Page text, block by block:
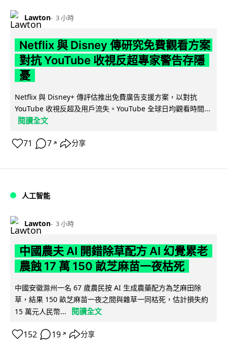
Lawton 3 小時
Netflix 與 Disney 傳研究免費觀看方案
對抗 YouTube 收視反超專家警告存隱
憂
Netflix 與 Disney+ 傳評估推出免費廣告支援方案，以對抗
YouTube 收視反超及用戶流失。YouTube 全球日均觀看時間...
閱讀全文
71 7 ↗ 分享
人工智能
Lawton 3 小時
中國農夫 AI 開錯除草配方 AI 幻覺累老
農蝕 17 萬 150 畝芝麻苗一夜枯死
中國安徽滁州一名 67 歲農民按 AI 生成農藥配方為芝麻田除
草，結果 150 畝芝麻苗一夜之間與雜草一同枯死，估計損失約
15 萬元人民幣...
閱讀全文
152 19 ↗ 分享